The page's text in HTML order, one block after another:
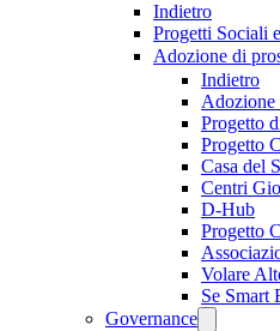
Indietro
Progetti Sociali
Adozione di
Indietro
Adozione
Progetto
Progetto
Casa del
Centri
D-Hub
Progetto
Volare
Se Smart
Governance